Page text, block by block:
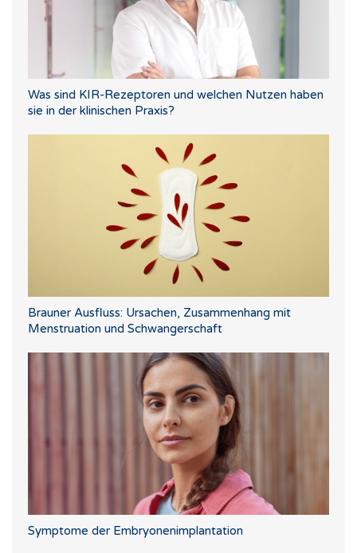
Was sind KIR-Rezeptoren und welchen Nutzen haben
sie in der klinischen Praxis?
Brauner Ausfluss: Ursachen, Zusammenhang mit
Menstruation und Schwangerschaft
Symptome der Embryonenimplantation